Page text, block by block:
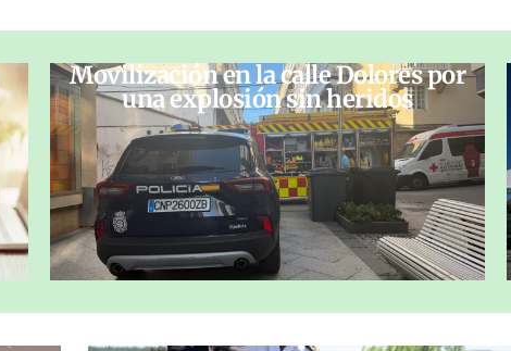
Movilización en la calle Dolores por
una explosión sin heridos